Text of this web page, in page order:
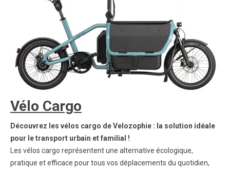
Vélo Cargo
Découvrez les vélos cargo de Velozophie : la solution idéale
pour le transport urbain et familial !
Les vélos cargo représentent une alternative écologique,
pratique et efficace pour tous vos déplacements du quotidien,